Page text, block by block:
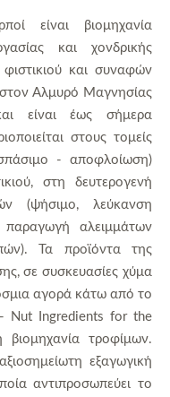
είναι βιομηχανία
και χονδρικής
και συναφών
Αλμυρό Μαγνησίας
είναι έως σήμερα
στους τομείς
- αποφλοίωση)
στη δευτερογενή
(ψήσιμο, λεύκανση
αλειμμάτων
Τα προϊόντα της
σε συσκευασίες χύμα
αγορά κάτω από το
- Nut Ingredients for the
τροφίμων.
εξαγωγική
αντιπροσωπεύει το